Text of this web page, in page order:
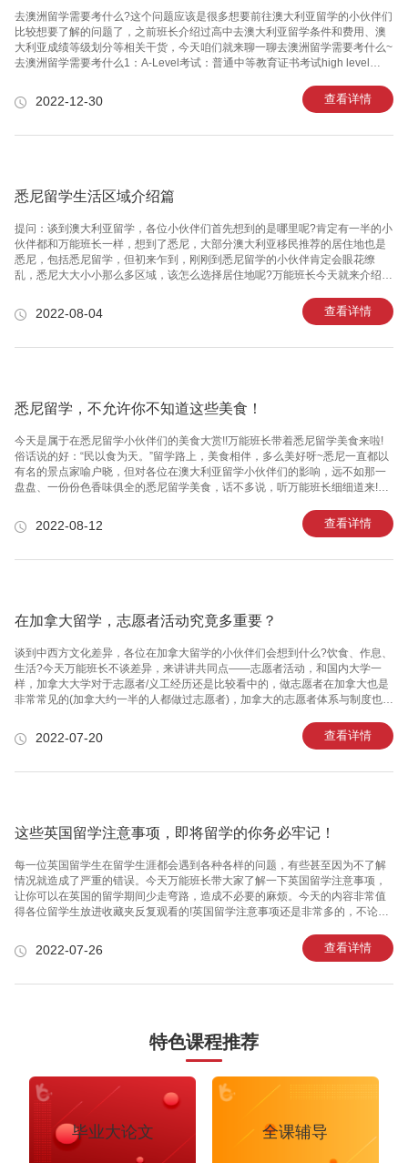
去澳洲留学需要考什么?这个问题应该是很多想要前往澳大利亚留学的小伙伴们
比较想要了解的问题了，之前班长介绍过高中去澳大利亚留学条件和费用、澳
大利亚成绩等级划分等相关干货，今天咱们就来聊一聊去澳洲留学需要考什么~​​​​​​​
去澳洲留学需要考什么1：A-Level考试：普通中等教育证书考试high level
2年，主要课程有基础数学、进阶数学、物理学、商科、经济学、计算机科学。
去澳洲留学需要考什么2：高考成绩：澳大利亚院校是承认国内的高考成绩的，
2022-12-30 查看详情
悉尼留学生活区域介绍篇
提问：谈到澳大利亚留学，各位小伙伴们首先想到的是哪里呢?肯定有一半的小
伙伴都和万能班长一样，想到了悉尼，大部分澳大利亚移民推荐的居住地也是
悉尼，包括悉尼留学，但初来乍到，刚刚到悉尼留学的小伙伴肯定会眼花缭
乱，悉尼大大小小那么多区域，该怎么选择居住地呢?万能班长今天就来介绍一
自己的一个特色，悉尼的主要区域可以划分为商务区商务区、东区、内西区、
西北区、西区、南区、北区。那万能班长先和各位悉尼留学生们说商务区吧，
2022-08-04 查看详情
悉尼留学，不允许你不知道这些美食！
今天是属于在悉尼留学小伙伴们的美食大赏!!万能班长带着悉尼留学美食来啦!
俗话说的好：“民以食为天。”留学路上，美食相伴，多么美好呀~悉尼一直都以
有名的景点家喻户晓，但对各位在澳大利亚留学小伙伴们的影响，远不如那一
盘盘、一份份色香味俱全的悉尼留学美食，话不多说，听万能班长细细道来!1.
了悉尼要是不大吃一顿Oyster(牡蛎)，就枉费这两张贼老贵的机票啦!“不吃牡
蛎，枉到悉尼”，牡蛎是一种非常high level的食材，无需过多的修饰，只需要
2022-08-12 查看详情
在加拿大留学，志愿者活动究竟多重要？
谈到中西方文化差异，各位在加拿大留学的小伙伴们会想到什么?饮食、作息、
生活?今天万能班长不谈差异，来讲讲共同点——志愿者活动，和国内大学一
样，加拿大大学对于志愿者/义工经历还是比较看中的，做志愿者在加拿大也是
非常常见的(加拿大约一半的人都做过志愿者)，加拿大的志愿者体系与制度也非
活动吧!​​​​​​​1 在加拿大留学参加志愿者活动的重要性在加拿大留学，安省的高中生
一定要做满40个小时的义工服务，才能拿到毕业证书。在申请大学的时候，也
2022-07-20 查看详情
这些英国留学注意事项，即将留学的你务必牢记！
每一位英国留学生在留学生涯都会遇到各种各样的问题，有些甚至因为不了解
情况就造成了严重的错误。今天万能班长带大家了解一下英国留学注意事项，
让你可以在英国的留学期间少走弯路，造成不必要的麻烦。今天的内容非常值
得各位留学生放进收藏夹反复观看的!英国留学注意事项还是非常多的，不论是
留意，就有可能踩到坑!要知道一但踩坑，弄不好就拿不到学位，甚至会被吊销
签证!所以都有哪些方面的问题值得我们去重点关注的呢?一、学习 1、保证出勤
2022-07-26 查看详情
特色课程推荐
毕业大论文 全课辅导